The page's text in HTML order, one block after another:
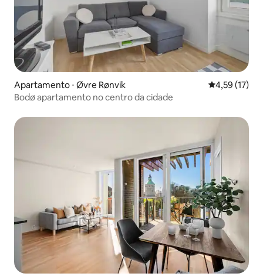
Apartamento ⋅ Øvre Rønvik 4,59 de uma
4,59 (17)
Bodø apartamento no centro da cidade